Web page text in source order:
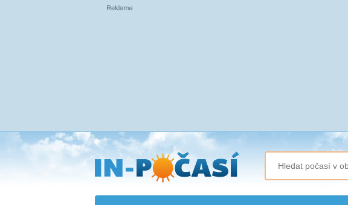
Přejít
na
hlavní
obsah